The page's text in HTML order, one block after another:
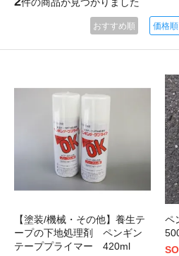
おすすめ順 価格順
【塗装/機械・その他】養生テ
ープの下地処理剤 ペンギン
テーププライマー 420ml
ペ